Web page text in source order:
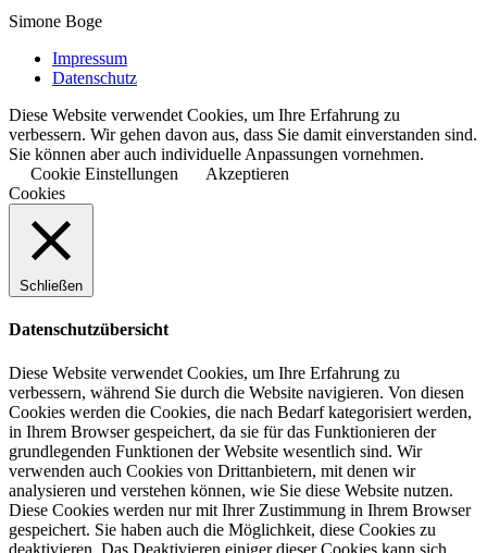
Simone Boge
Impressum
Datenschutz
Diese Website verwendet Cookies, um Ihre Erfahrung zu
verbessern. Wir gehen davon aus, dass Sie damit einverstanden sind.
Sie können aber auch individuelle Anpassungen vornehmen.
Cookie Einstellungen
Akzeptieren
Cookies
Schließen
Datenschutzübersicht
Diese Website verwendet Cookies, um Ihre Erfahrung zu
verbessern, während Sie durch die Website navigieren. Von diesen
Cookies werden die Cookies, die nach Bedarf kategorisiert werden,
in Ihrem Browser gespeichert, da sie für das Funktionieren der
grundlegenden Funktionen der Website wesentlich sind. Wir
verwenden auch Cookies von Drittanbietern, mit denen wir
analysieren und verstehen können, wie Sie diese Website nutzen.
Diese Cookies werden nur mit Ihrer Zustimmung in Ihrem Browser
gespeichert. Sie haben auch die Möglichkeit, diese Cookies zu
deaktivieren. Das Deaktivieren einiger dieser Cookies kann sich